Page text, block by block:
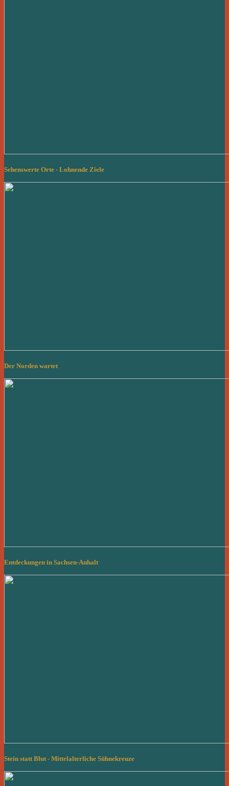
Sehenswerte Orte - Lohnende Ziele
Der Norden wartet
Entdeckungen in Sachsen-Anhalt
Stein statt Blut - Mittelalterliche Sühnekreuze